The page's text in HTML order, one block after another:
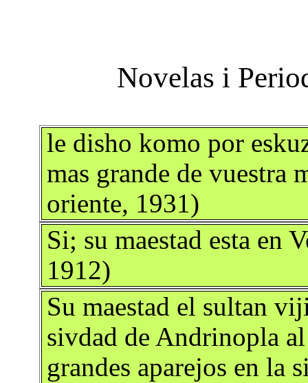
le disho komo por
mas grande de vuestra
oriente, 1931)
Si; su maestad esta en
1912)
Su maestad el sultan
sivdad de Andrinopla
grandes aparejos en la